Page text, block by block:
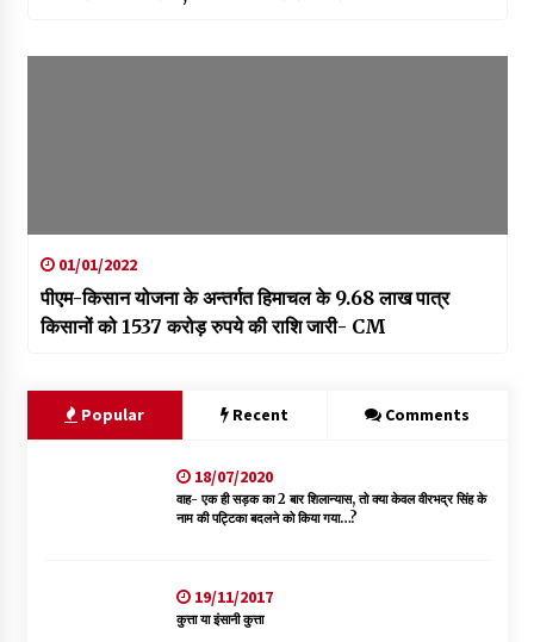
01/01/2022
पीएम-किसान योजना के अन्तर्गत हिमाचल के 9.68 लाख पात्र
किसानों को 1537 करोड़ रुपये की राशि जारी- CM
Popular Recent Comments
18/07/2020
वाह- एक ही सड़क का 2 बार शिलान्यास, तो क्या केवल वीरभद्र सिंह के
नाम की पट्टिका बदलने को किया गया…?
19/11/2017
कुत्ता या इंसानी कुत्ता